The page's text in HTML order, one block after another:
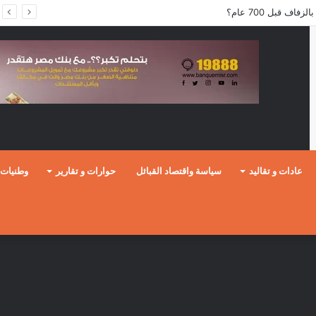
قبل 700 عام؟
عادات و تقاليد سياسة واقتصاد القبائل حوارات و تقارير وطنيات